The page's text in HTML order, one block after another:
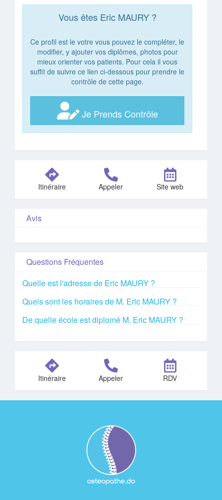
Vous êtes Eric MAURY ?
Ce profil est le votre vous pouvez le compléter, le
modifier, y ajouter vos diplômes, photos pour
mieux orienter vos patients. Pour cela il vous
suffit de suivre ce lien ci-dessous pour prendre le
contrôle de cette page.
Je Prends Contrôle
Itinéraire Appeler Site web
Avis
Questions Fréquentes
Quelle est l'adresse de Eric MAURY ?
Quels sont les horaires de M. Eric MAURY ?
De quelle école est diplomé M. Eric MAURY ?
Itinéraire Appeler RDV